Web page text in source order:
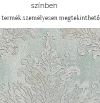
színben
személyesen megtekinthető